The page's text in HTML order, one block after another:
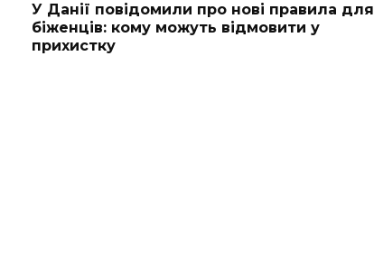
У Данії повідомили про нові правила для
біженців: кому можуть відмовити у
прихистку